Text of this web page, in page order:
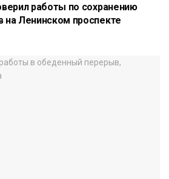
работы по сохранению
на Ленинском проспекте